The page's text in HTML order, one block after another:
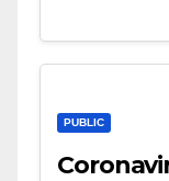
PUBLIC